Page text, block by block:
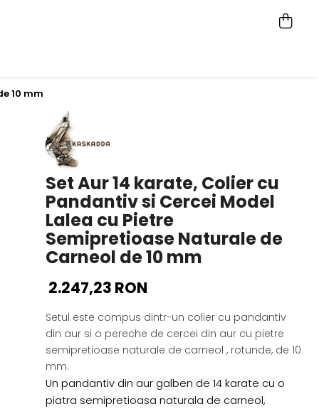
10 mm
Set Aur 14 karate, Colier cu
Pandantiv si Cercei Model
Lalea cu Pietre
Semipretioase Naturale de
Carneol de 10 mm
2.247,23 RON
Setul este compus dintr-un colier cu pandantiv
din aur si o pereche de cercei din aur cu pietre
semipretioase naturale de carneol , rotunde, de 10
mm.
Un pandantiv din aur galben de 14 karate cu o
piatra semipretioasa naturala de carneol,